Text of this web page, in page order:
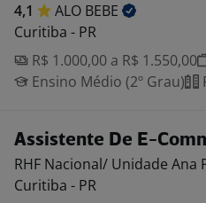
4,1 ALO BEBE
Curitiba - PR
R$ 1.000,00 a R$ 1.550,00
Ensino Médio (2º Grau)
Assistente De E-
RHF Nacional/ Unidade Ana
Curitiba - PR